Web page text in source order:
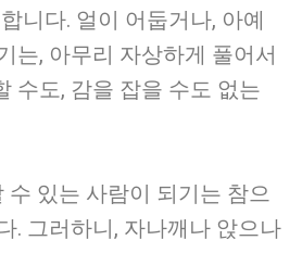
니다. 얼이 어둡거나, 아예
는, 아무리 자상하게 풀어서
수도, 감을 잡을 수도 없는
수 있는 사람이 되기는 참으
. 그러하니, 자나깨나 앉으나